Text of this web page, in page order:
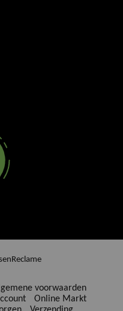
voorwaarden
Online Markt